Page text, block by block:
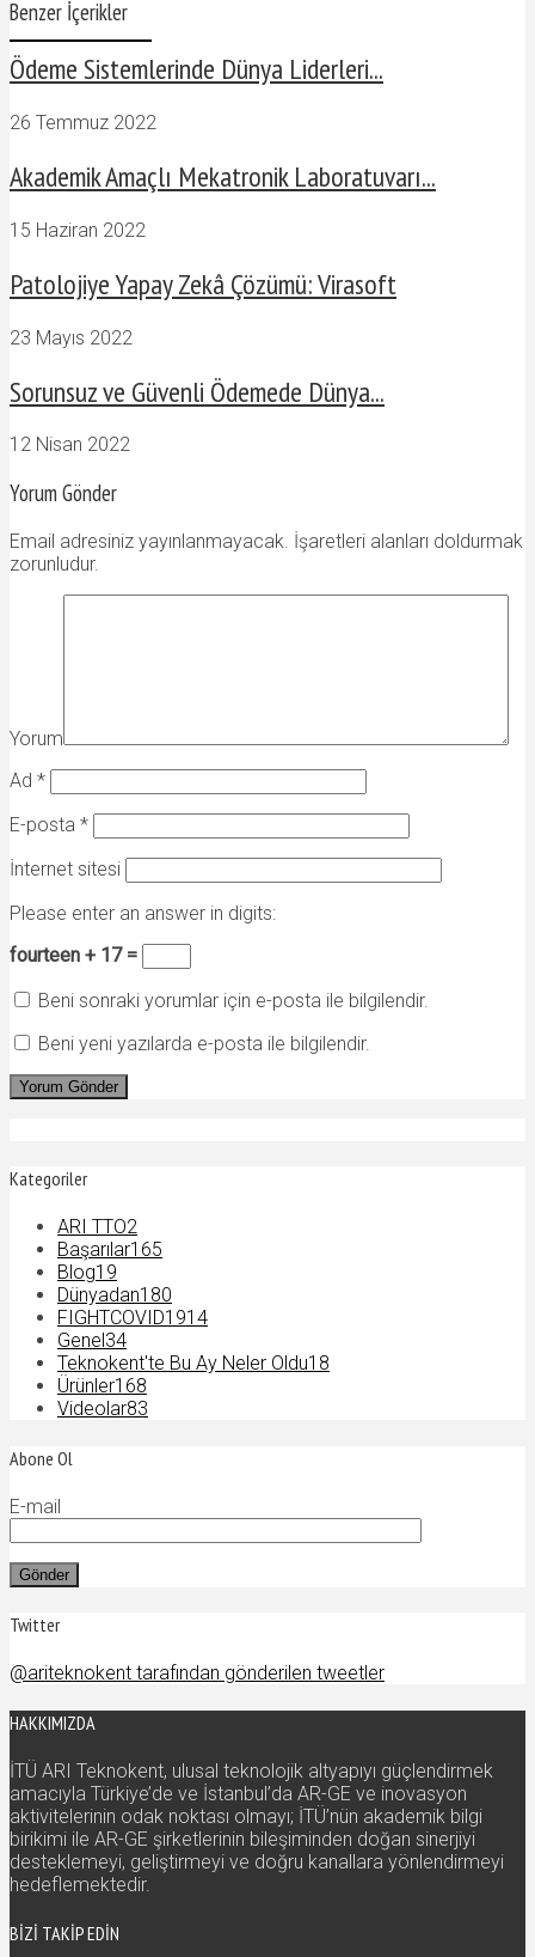
Benzer İçerikler
Ödeme Sistemlerinde Dünya Liderleri...
26 Temmuz 2022
Akademik Amaçlı Mekatronik Laboratuvarı...
15 Haziran 2022
Patolojiye Yapay Zekâ Çözümü: Virasoft
23 Mayıs 2022
Sorunsuz ve Güvenli Ödemede Dünya...
12 Nisan 2022
Yorum Gönder
Email adresiniz yayınlanmayacak. İşaretleri alanları doldurmak
zorunludur.
Yorum
Ad *
E-posta *
İnternet sitesi
Please enter an answer in digits:
fourteen + 17 =
Beni sonraki yorumlar için e-posta ile bilgilendir.
Beni yeni yazılarda e-posta ile bilgilendir.
Kategoriler
ARI TTO2
Başarılar165
Blog19
Dünyadan180
FIGHTCOVID1914
Genel 34
Teknokent'te Bu Ay Neler Oldu18
Ürünler168
Videolar83
Abone Ol
E-mail
Twitter
@ariteknokent tarafından gönderilen tweetler
HAKKIMIZDA
İTÜ ARI Teknokent, ulusal teknolojik altyapıyı güçlendirmek
amacıyla Türkiye’de ve İstanbul’da AR-GE ve inovasyon
aktivitelerinin odak noktası olmayı; İTÜ’nün akademik bilgi
birikimi ile AR-GE şirketlerinin bileşiminden doğan sinerjiyi
desteklemeyi, geliştirmeyi ve doğru kanallara yönlendirmeyi
hedeflemektedir.
BIZI TAKIP EDIN